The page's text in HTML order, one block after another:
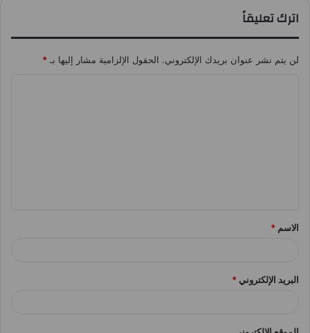
اترك تعليقاً
لن يتم نشر عنوان بريدك الإلكتروني. الحقول الإلزامية مشار إليها بـ *
*
الاسم *
البريد الإلكتروني *